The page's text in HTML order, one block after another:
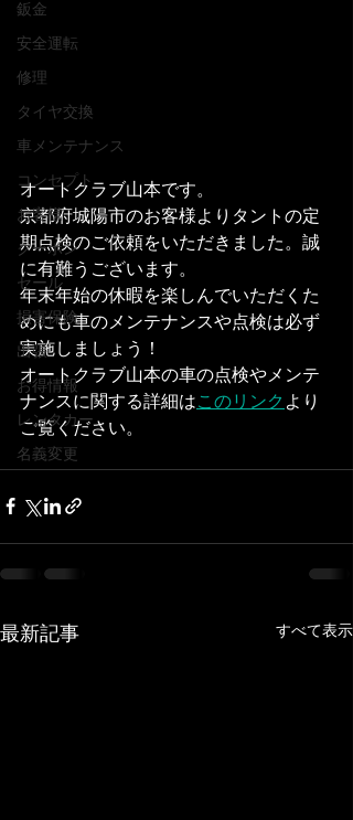
鈑金
安全運転
修理
タイヤ交換
車メンテナンス
コンセプト
お客様
クーポン
セール
損害保険
出張
お得情報
レンタカー
名義変更
オートクラブ山本です。
京都府城陽市のお客様よりタントの定
期点検のご依頼をいただきました。誠
に有難うございます。
年末年始の休暇を楽しんでいただくた
めにも車のメンテナンスや点検は必ず
実施しましょう！
オートクラブ山本の車の点検やメンテ
ナンスに関する詳細はこのリンク より
ご覧ください。
最新記事 すべて表示